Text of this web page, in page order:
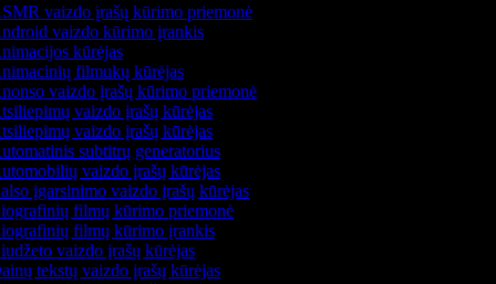
vaizdo įrašų kūrimo priemonė
vaizdo kūrimo įrankis
kūrėjas
filmukų kūrėjas
vaizdo įrašų kūrimo priemonė
vaizdo įrašų kūrėjas
vaizdo įrašų kūrėjas
subtitrų generatorius
vaizdo įrašų kūrėjas
įgarsinimo vaizdo įrašų kūrėjas
filmų kūrimo priemonė
filmų kūrimo įrankis
vaizdo įrašų kūrėjas
tekstų vaizdo įrašų kūrėjas